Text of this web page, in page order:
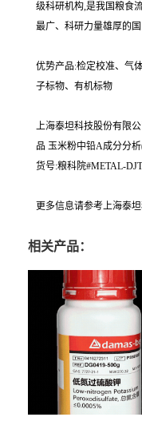
级科研机构,是我国粮食
最广、科研力量雄厚的国
优势产品:检定校准、气
子标物、有机标物
上海泰坦科技股份有限
品 玉米粉中铅A成分分
货号:粮科院#METAL-
更多信息请参考上海泰
相关产品：